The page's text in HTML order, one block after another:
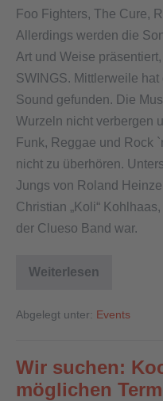
Foo Fighters, The Cure,
Allerdings werden die
Art und Weise
SWINGS. Mittlerweile
Sound gefunden. Die
Wurzeln nicht verbergen
Funk, Reggae und Rock
nicht zu überhören.
Jungs von Roland
Christian „Koli“
der Clueso Band war.
Weiterlesen
Abgelegt unter: Events
Wir suchen:
möglichen